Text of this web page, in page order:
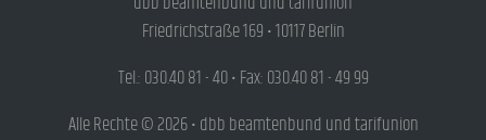
Friedrichstraße 169 • 10117 Berlin
Tel.: 030.40 81 - 40 • Fax: 030.40 81 - 49 99
Alle Rechte © 2026 • dbb beamtenbund und tarifunion